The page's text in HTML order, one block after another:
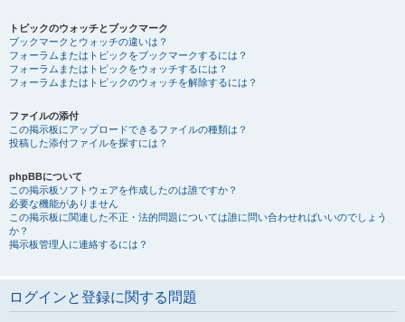
トピックのウォッチとブックマーク
ブックマークとウォッチの違いは？
フォーラムまたはトピックをブックマークするには？
フォーラムまたはトピックをウォッチするには？
フォーラムまたはトピックのウォッチを解除するには？
ファイルの添付
この掲示板にアップロードできるファイルの種類は？
投稿した添付ファイルを探すには？
phpBBについて
この掲示板ソフトウェアを作成したのは誰ですか？
必要な機能がありません
この掲示板に関連した不正・法的問題については誰に問い合わせればいいのでしょう
か？
掲示板管理人に連絡するには？
ログインと登録に関する問題